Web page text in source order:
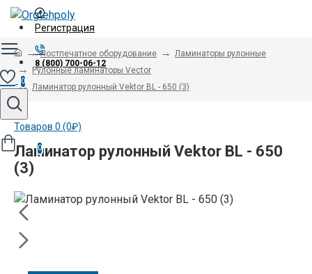
Регистрация
8 (800) 700-06-12
0
Товаров 0 (0₽)
0
Постпечатное оборудование
Ламинаторы рулонные
Рулонные ламинаторы Vector
Ламинатор рулонный Vektor BL - 650 (3)
Ламинатор рулонный Vektor BL - 650
(3)